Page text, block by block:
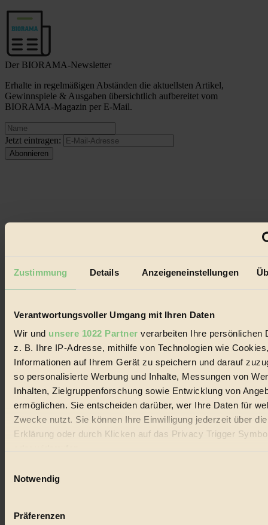
Zustimmung Details Anzeigeneinstellungen
Verantwortungsvoller Umgang mit Ihren Daten
Wir und unsere 1022 Partner verarbeiten Ihre persönlichen
z. B. Ihre IP-Adresse, mithilfe von Technologien wie
Informationen auf Ihrem Gerät zu speichern und darauf
so personalisierte Werbung und Inhalte, Messungen von
Inhalten, Zielgruppenforschung sowie Entwicklung von
ermöglichen. Sie entscheiden darüber, wer Ihre Daten für
Zwecke nutzt. Sie können Ihre Einwilligung jederzeit über
Erklärung oder durch Klicken auf das Privacy Trigger
Wenn Sie es erlauben, würden wir auch gerne:
Ihr Gerät durch aktives Scannen nach bestimmten
Notwendig
Präferenzen
Der BIORAMA-Newsletter
Erhalte in regelmäßigen Abständen die aktuellsten Artikel,
Gewinnspiele & Ausgaben übersichtlich aufbereitet vom
BIORAMA-Magazin per E-Mail.
Jetzt eintragen:
© 2026 Biorama GmbH
Datenschutz
Mediadaten
Biorama steht für einen nachhaltigen Lebensstil und bewussten
und Produkte, ein Leitfaden im schnell wachsenden Markt des
Handels mit Bioprodukten, des Fair-Trade sowie der Branche
alternativer Energien.
Social Media
22.601 Fans auf Facebook
3.415 Follower auf Twitter
Folge uns auf Instagram
Themen
Bio
#
Nachhaltigkeit